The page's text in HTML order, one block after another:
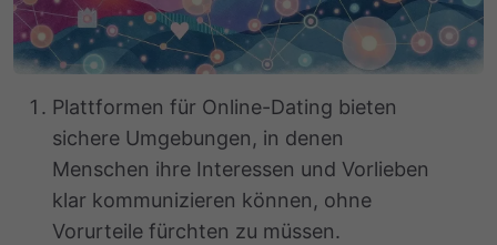
Plattformen für Online-Dating bieten
sichere Umgebungen, in denen
Menschen ihre Interessen und Vorlieben
klar kommunizieren können, ohne
Vorurteile fürchten zu müssen.